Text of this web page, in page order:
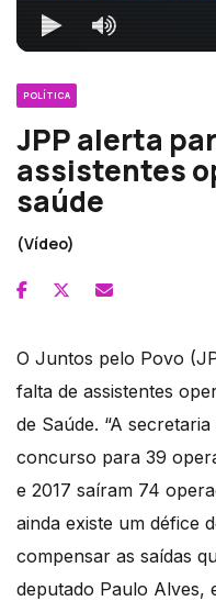
POLÍTICA
JPP alerta
assistentes
saúde
(Vídeo)
O Juntos pelo Povo
falta de assistentes
de Saúde. “A
concurso para 39
e 2017 saíram 74
ainda existe um défice
compensar as saídas
deputado Paulo Alves,